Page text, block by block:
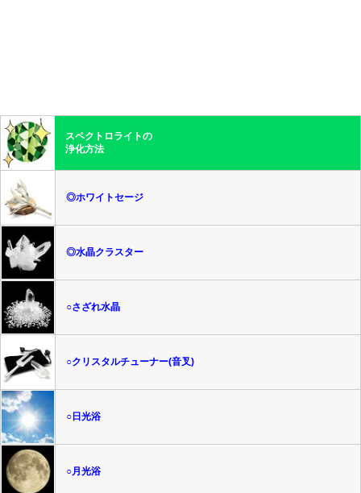
スペクトロライトの
浄化方法
◎ホワイトセージ
◎水晶クラスター
○さざれ水晶
○クリスタルチューナー(音叉)
○日光浴
○月光浴